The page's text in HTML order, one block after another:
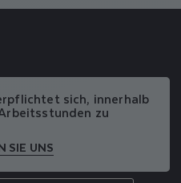
sich, innerhalb
zu
SIE UNS